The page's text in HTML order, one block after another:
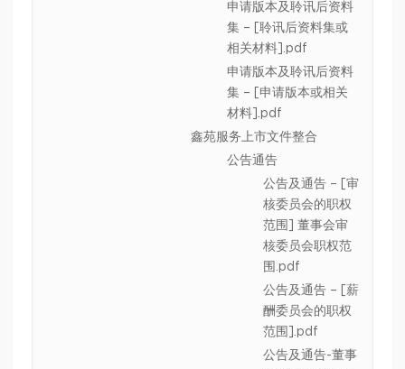
申请版本及聆讯后资料
集 – [聆讯后资料集或
相关材料].pdf
申请版本及聆讯后资料
集 – [申请版本或相关
材料].pdf
鑫苑服务上市文件整合
公告通告
公告及通告 – [审
核委员会的职权
范围] 董事会审
核委员会职权范
围.pdf
公告及通告 – [薪
酬委员会的职权
范围].pdf
公告及通告-董事